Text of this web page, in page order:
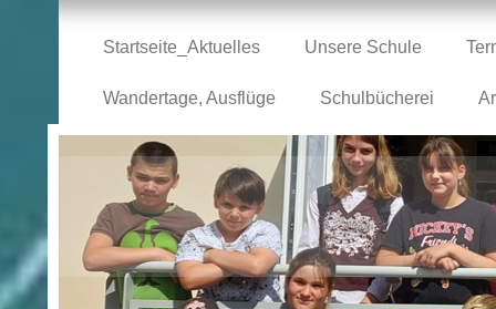
Startseite_Aktuelles Unsere Schule
Wandertage, Ausflüge Schulbücherei